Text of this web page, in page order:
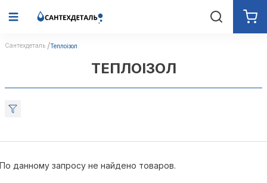
Сантехдеталь Теплоізол
ТЕПЛОІЗОЛ
По данному запросу не найдено товаров.